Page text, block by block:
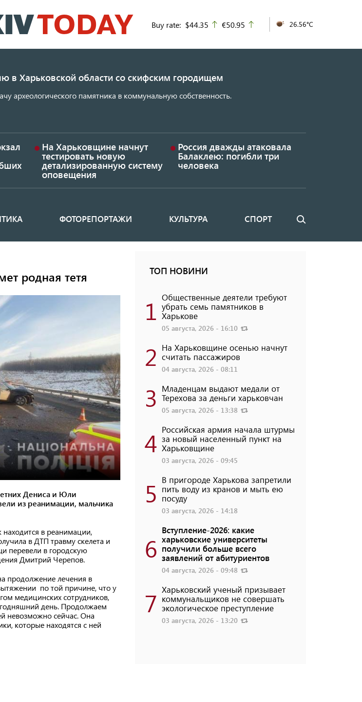
к
основному
Buy rate: $44.35 up
€50.95 26.56°C
в Харьковской области со скифским городищем
археологического памятника в коммунальную собственность.
На Харьковщине начнут
тестировать новую
детализированную систему
оповещения
Россия дважды атаковала
Балаклею: погибли три
человека
ФОТОРЕПОРТАЖИ КУЛЬТУРА СПОРТ Поиск
родная тетя
Дениса и Юли
из реанимации, мальчика
в реанимации,
в ДТП травму скелета и
перевели в городскую
Дмитрий Черепов.
продолжение лечения в
по той причине, что у
медицинских сотрудников,
день. Продолжаем
невозможно сейчас. Она
которые находятся с ней
ТОП НОВИНИ
1 Общественные деятели требуют
убрать семь памятников в
Харькове
05 августа, 2026 - 16:10
2 На Харьковщине осенью начнут
считать пассажиров
04 августа, 2026 - 08:11
3 Младенцам выдают медали от
Терехова за деньги харьковчан
05 августа, 2026 - 13:38
4 Российская армия начала штурмы
за новый населенный пункт на
Харьковщине
03 августа, 2026 - 09:45
5 В пригороде Харькова запретили
пить воду из кранов и мыть ею
посуду
03 августа, 2026 - 14:18
6
Вступление-2026: какие
харьковские университеты
получили больше всего
заявлений от абитуриентов
04 августа, 2026 - 09:48
7 Харьковский ученый призывает
коммунальщиков не совершать
экологическое преступление
03 августа, 2026 - 13:20